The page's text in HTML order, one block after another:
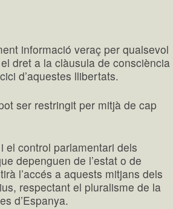
informació veraç per qualsevol
dret a la clàusula de consciència
d’aquestes llibertats.
ser restringit per mitjà de cap
el control parlamentari dels
depenguen de l’estat o de
l’accés a aquests mitjans dels
respectant el pluralisme de la
d’Espanya.